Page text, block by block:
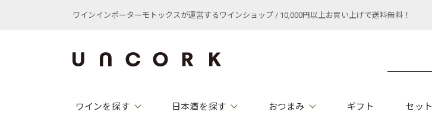
ワインインポーターモトックスが運営するワインショップ / 10,000円以上お買い上げで送料無料！
ワインを探す 日本酒を探す おつまみ ギフト セット